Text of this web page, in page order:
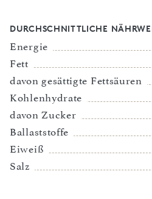
DURCHSCHNITTLICHE
Energie
Fett
davon gesättigte Fettsäuren
Kohlenhydrate
davon Zucker
Ballaststoffe
Eiweiß
Salz